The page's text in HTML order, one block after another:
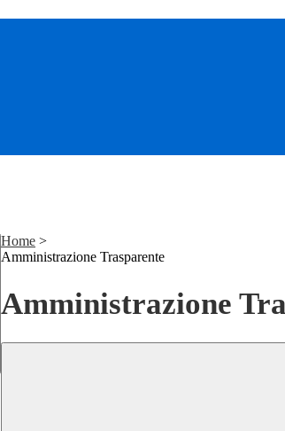
Home >
Amministrazione Trasparente
Amministrazione